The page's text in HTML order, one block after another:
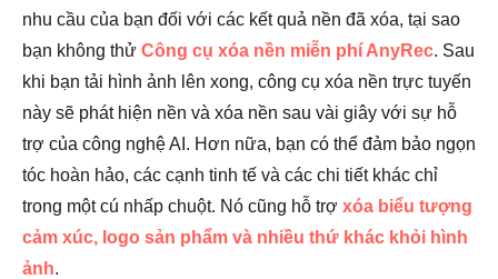
nhu cầu của bạn đối với các kết quả nền đã xóa, tại sao
bạn không thử Công cụ xóa nền miễn phí AnyRec. Sau
khi bạn tải hình ảnh lên xong, công cụ xóa nền trực tuyến
này sẽ phát hiện nền và xóa nền sau vài giây với sự hỗ
trợ của công nghệ AI. Hơn nữa, bạn có thể đảm bảo ngọn
tóc hoàn hảo, các cạnh tinh tế và các chi tiết khác chỉ
trong một cú nhấp chuột. Nó cũng hỗ trợ xóa biểu tượng
cảm xúc, logo sản phẩm và nhiều thứ khác khỏi hình
ảnh.